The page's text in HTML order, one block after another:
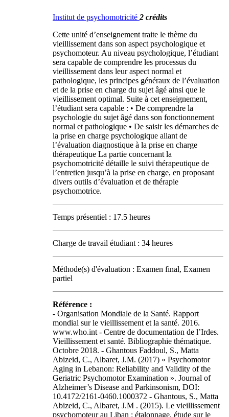
Institut de psychomotricité 2 crédits
Cette unité d’enseignement traite le thème du
vieillissement dans son aspect psychologique et
psychomoteur. Au niveau psychologique, l’étudiant
sera capable de comprendre les processus du
vieillissement dans leur aspect normal et
pathologique, les principes généraux de l’évaluation
et de la prise en charge du sujet âgé ainsi que le
vieillissement optimal. Suite à cet enseignement,
l’étudiant sera capable : • De comprendre la
psychologie du sujet âgé dans son fonctionnement
normal et pathologique • De saisir les démarches de
la prise en charge psychologique allant de
l’évaluation diagnostique à la prise en charge
thérapeutique La partie concernant la
psychomotricité détaille le suivi thérapeutique de
l’entretien jusqu’à la prise en charge, en proposant
divers outils d’évaluation et de thérapie
psychomotrice.
Temps présentiel : 17.5 heures
Charge de travail étudiant : 34 heures
Méthode(s) d'évaluation : Examen final, Examen
partiel
Référence :
- Organisation Mondiale de la Santé. Rapport
mondial sur le vieillissement et la santé. 2016.
www.who.int - Centre de documentation de l’Irdes.
Vieillissement et santé. Bibliographie thématique.
Octobre 2018. - Ghantous Faddoul, S., Matta
Abizeid, C., Albaret, J.M. (2017) « Psychomotor
Aging in Lebanon: Reliability and Validity of the
Geriatric Psychomotor Examination ». Journal of
Alzheimer’s Disease and Parkinsonism, DOI:
10.4172/2161-0460.1000372 - Ghantous, S., Matta
Abizeid, C., Albaret, J.M . (2015). Le vieillissement
psychomoteur au Liban : étalonnage, étude sur le